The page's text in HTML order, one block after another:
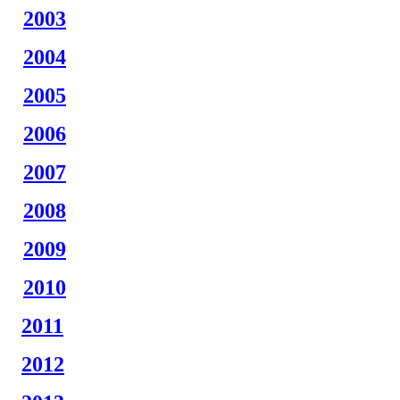
2003
2004
2005
2006
2007
2008
2009
2010
2011
2012